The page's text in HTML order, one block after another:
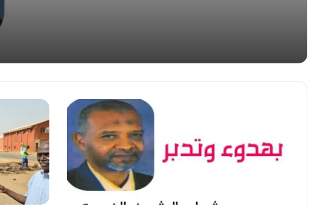
عبدالمنعم شجرابي يكتب | مقتطفات الجمعة | مع الدفاتر القديمة
06/08/2026
حواء السودانية في وجه العنف… صمتٌ دولي وأسئلة لا تنتهي